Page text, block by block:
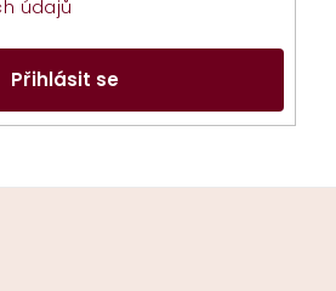
údajů
Přihlásit se